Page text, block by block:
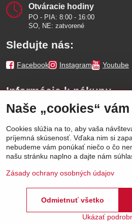
Otváracie hodiny
PO - PIA: 8:00 - 16:00
SO, NE: zatvorené
Sledujte nás:
Facebook Instagram Youtube
Informácie k nákupu
Naše značky
Výhody
Vytvorené pomocou:
Naše „cookies“
Cookies slúžia na to, aby vaša
príjemná skúsenosť. Vďaka nim si
nebudeme vám ponúkať niečo o čo
našu stránku naplno a dajte nám
Zásady ochrany osobných údajov
Ukázať
Odmietnuť všetko